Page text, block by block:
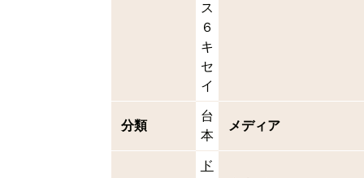
ス
６
キ
セ
イ
分類
台
本
メディア
ド